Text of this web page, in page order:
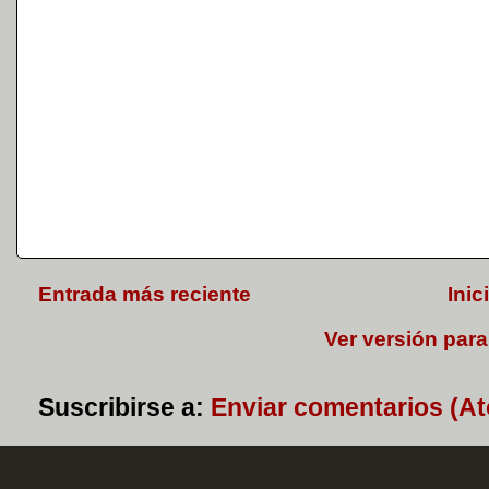
Entrada más reciente
Ver versión
Suscribirse a: Enviar comentarios